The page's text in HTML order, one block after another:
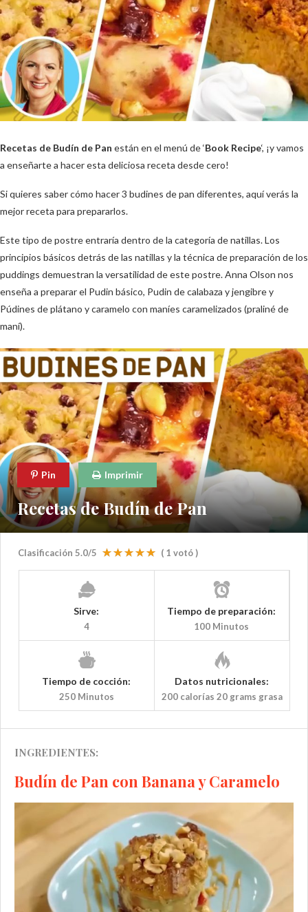
Recetas de Budín de Pan están en el menú de ‘Book Recipe‘, ¡y vamos
a enseñarte a hacer esta deliciosa receta desde cero!
Si quieres saber cómo hacer 3 budines de pan diferentes, aquí verás la
mejor receta para prepararlos.
Este tipo de postre entraría dentro de la categoría de natillas. Los
principios básicos detrás de las natillas y la técnica de preparación de los
puddings demuestran la versatilidad de este postre. Anna Olson nos
enseña a preparar el Pudin básico, Pudin de calabaza y jengibre y
Púdines de plátano y caramelo con maníes caramelizados (praliné de
maní).
Pin Imprimir
Recetas de Budín de Pan
Clasificación 5.0/5 ( 1 votó )
Sirve:
4
Tiempo de preparación:
100 Minutos
Tiempo de cocción:
250 Minutos
Datos nutricionales:
200 calorías 20 grams grasa
INGREDIENTES:
Budín de Pan con Banana y Caramelo